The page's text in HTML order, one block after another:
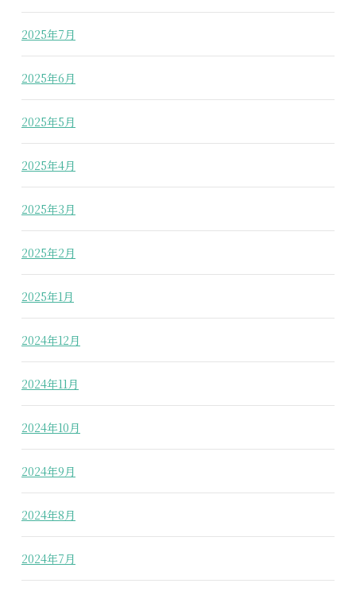
2025年7月
2025年6月
2025年5月
2025年4月
2025年3月
2025年2月
2025年1月
2024年12月
2024年11月
2024年10月
2024年9月
2024年8月
2024年7月